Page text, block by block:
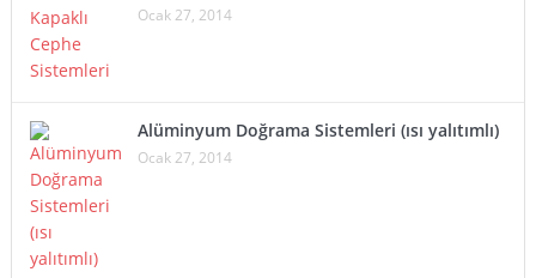
Ocak 27, 2014
Alüminyum Doğrama Sistemleri (ısı yalıtımlı)
Ocak 27, 2014